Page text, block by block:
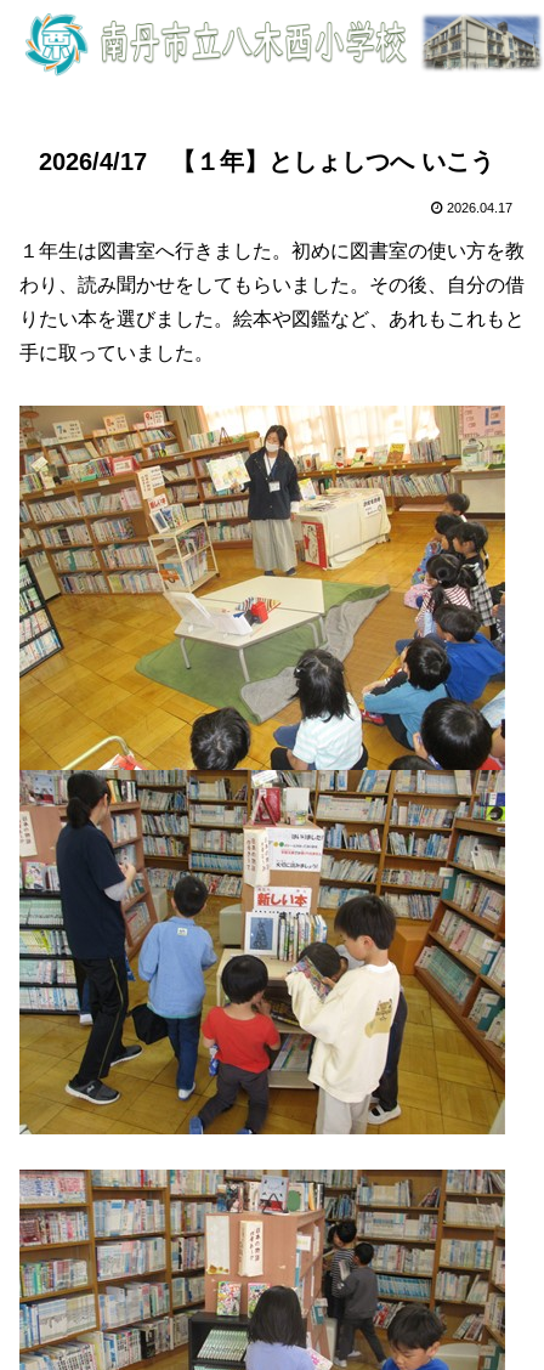
2026/4/17 【１年】としょしつへ いこう
2026.04.17
１年生は図書室へ行きました。初めに図書室の使い方を教
わり、読み聞かせをしてもらいました。その後、自分の借
りたい本を選びました。絵本や図鑑など、あれもこれもと
手に取っていました。